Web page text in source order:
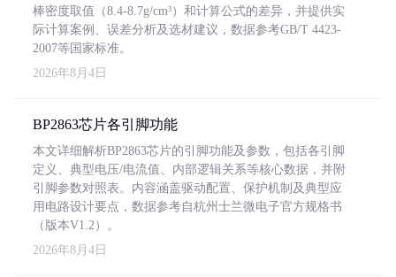
棒密度取值（8.4-8.7g/cm³）和计算公式的差异，并提供实
际计算案例、误差分析及选材建议，数据参考GB/T 4423-
2007等国家标准。
2026年8月4日
BP2863芯片各引脚功能
本文详细解析BP2863芯片的引脚功能及参数，包括各引脚
定义、典型电压/电流值、内部逻辑关系等核心数据，并附
引脚参数对照表。内容涵盖驱动配置、保护机制及典型应
用电路设计要点，数据参考自杭州士兰微电子官方规格书
（版本V1.2）。
2026年8月4日